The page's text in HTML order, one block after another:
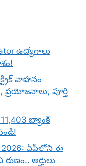
ఉద్యోగాలు
వాహనం
ప్రయోజనాలు, పూర్తి
బ్యాంక్
2026: ఏపీలోని ఈ
అర్హులు